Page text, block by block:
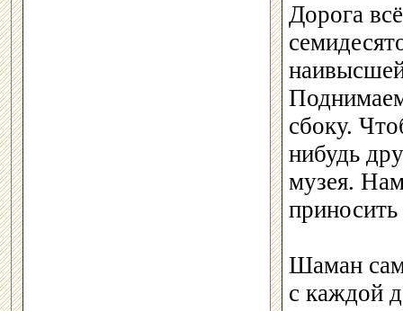
Дорога
сбоку.
нибудь
музея.
Шаман сам
с каждой